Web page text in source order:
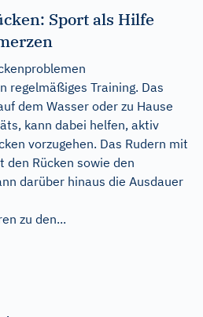
Sport als Hilfe
regelmäßiges Training. Das
dem Wasser oder zu Hause
kann dabei helfen, aktiv
vorzugehen. Das Rudern mit
Rücken sowie den
darüber hinaus die Ausdauer
zu den...